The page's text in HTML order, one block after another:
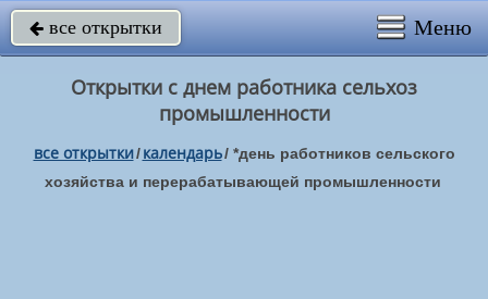
 все открытки Меню
Открытки с днем работника сельхоз
промышленности
все открытки/ календарь/ *день работников сельского
хозяйства и перерабатывающей промышленности